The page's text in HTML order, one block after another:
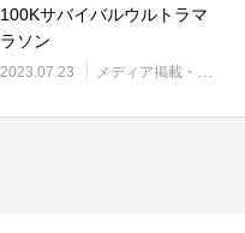
100Kサバイバルウルトラマ
ラソン
2023.07.23 メディア掲載・紹介